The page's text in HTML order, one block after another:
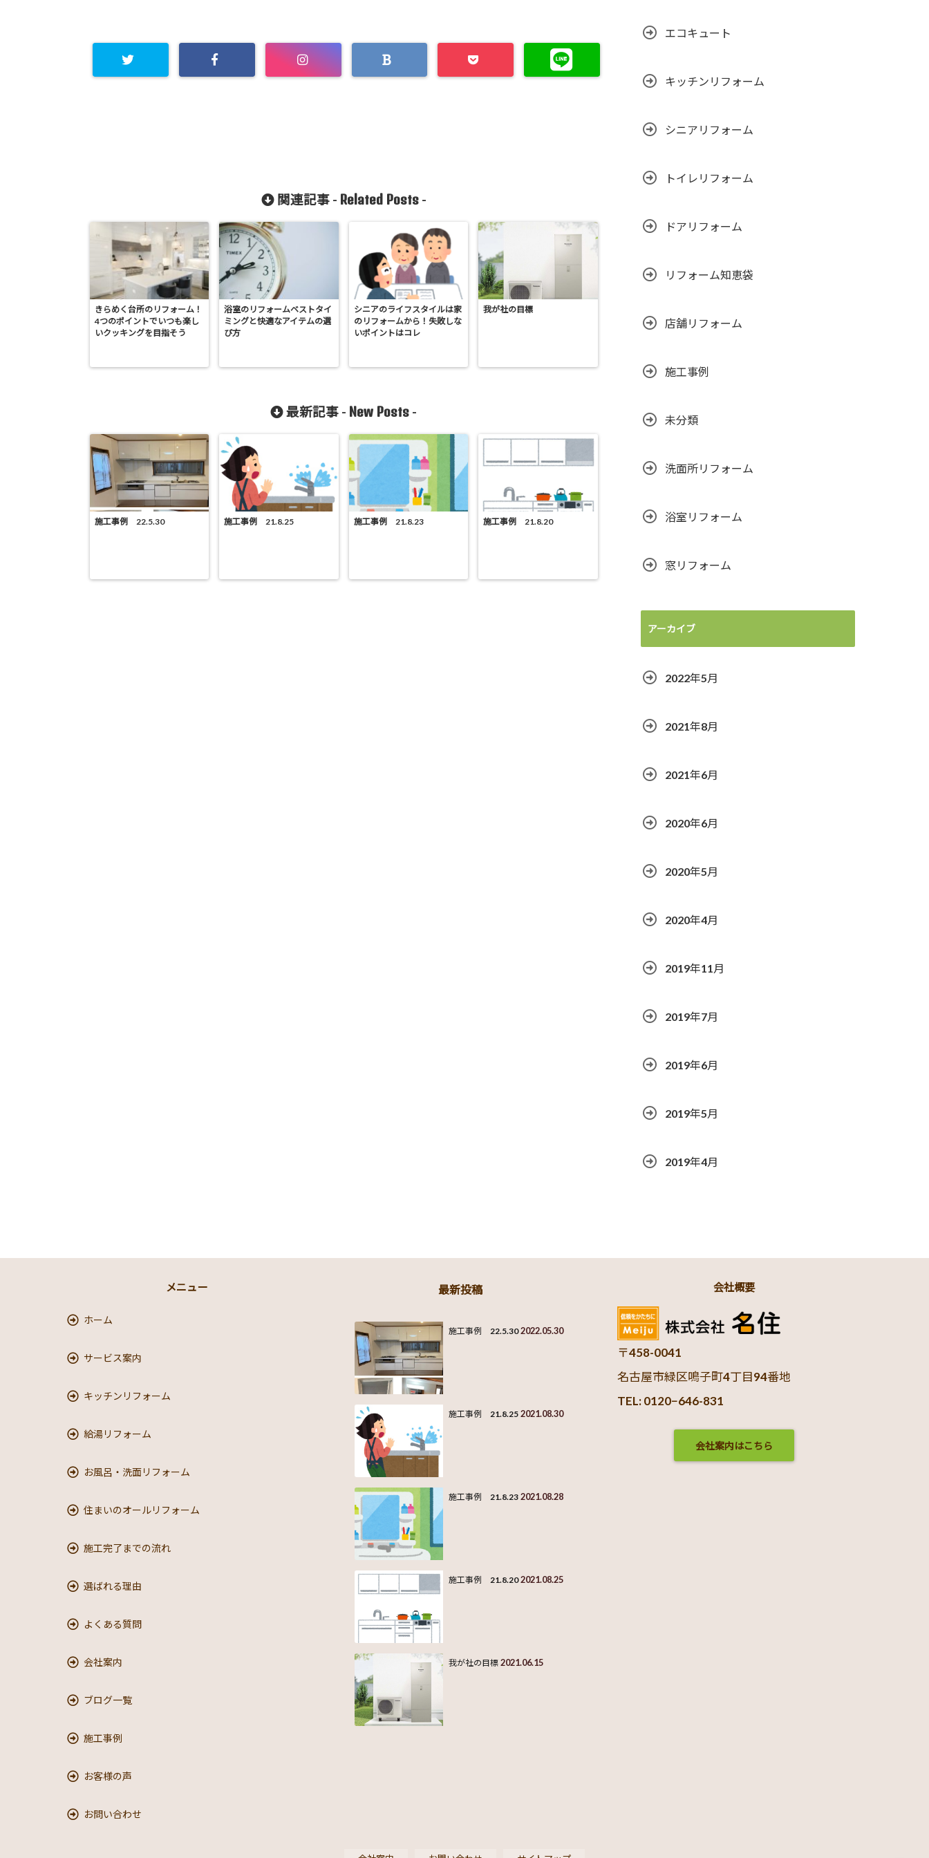
関連記事 - Related Posts-
きらめく台所のリフォーム！
4つのポイントでいつも楽し
いクッキングを目指そう
浴室のリフォームベストタイ
ミングと快適なアイテムの選
び方
シニアのライフスタイルは家
のリフォームから！失敗しな
いポイントはコレ
我が社の目標
最新記事 - New Posts -
施工事例 22.5.30 施工事例 21.8.25 施工事例 21.8.23 施工事例 21.8.20
エコキュート
キッチンリフォーム
シニアリフォーム
トイレリフォーム
ドアリフォーム
リフォーム知恵袋
店舗リフォーム
施工事例
未分類
洗面所リフォーム
浴室リフォーム
窓リフォーム
アーカイブ
2022年5月
2021年8月
2021年6月
2020年6月
2020年5月
2020年4月
2019年11月
2019年7月
2019年6月
2019年5月
2019年4月
メニュー
ホーム
サービス案内
キッチンリフォーム
給湯リフォーム
お風呂・洗面リフォーム
住まいのオールリフォーム
施工完了までの流れ
選ばれる理由
よくある質問
会社案内
ブログ一覧
施工事例
お客様の声
お問い合わせ
最新投稿
施工事例 22.5.30 2022.05.30
施工事例 21.8.25 2021.08.30
施工事例 21.8.23 2021.08.28
施工事例 21.8.20 2021.08.25
我が社の目標 2021.06.15
会社概要
〒458-0041
名古屋市緑区鳴子町4丁目94番地
TEL: 0120−646-831
会社案内はこちら